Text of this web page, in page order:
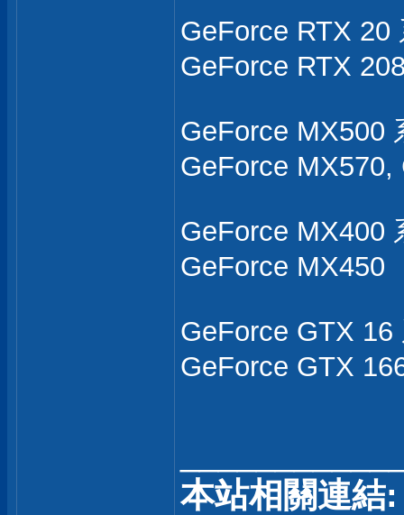
GeForce RTX 20
GeForce RTX
GeForce MX500
GeForce
GeForce MX400
GeForce MX450
GeForce GTX
GeForce GTX
本站相關連結: